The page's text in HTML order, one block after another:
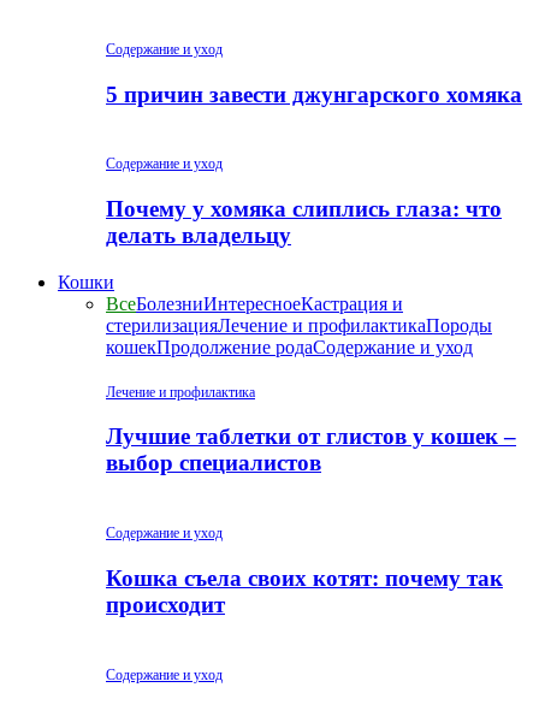
Содержание и уход
5 причин завести джунгарского хомяка
Содержание и уход
Почему у хомяка слиплись глаза: что
делать владельцу
Кошки
ВсеБолезниИнтересноеКастрация и
стерилизацияЛечение и профилактикаПороды
кошекПродолжение родаСодержание и уход
Лечение и профилактика
Лучшие таблетки от глистов у кошек –
выбор специалистов
Содержание и уход
Кошка съела своих котят: почему так
происходит
Содержание и уход